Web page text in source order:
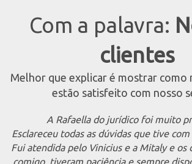
Com a palavra:
clientes
Melhor que explicar é mostrar como
estão satisfeito com nosso
A Rafaella do jurídico foi muito
Esclareceu todas as dúvidas que tive
Fui atendida pelo Vinicius e a Mitaly e os
comigo, tiveram paciência e sempre